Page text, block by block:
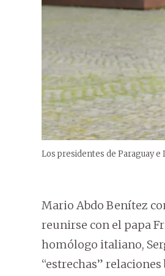
Los presidentes de Paraguay
Mario Abdo Benítez
reunirse con el papa
homólogo italiano,
“estrechas”